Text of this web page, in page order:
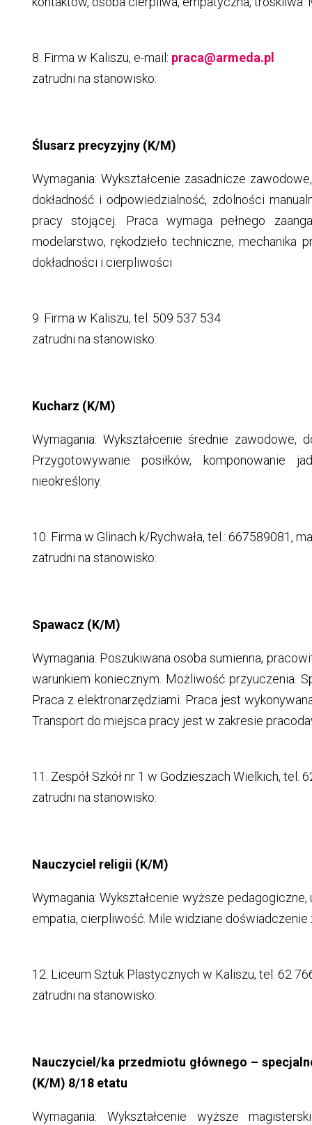
8. Firma w Kaliszu, e-mail: praca@armeda.pl
zatrudni na stanowisko:
Ślusarz precyzyjny (K/M)
Wymagania: Wykształcenie zasadnicze
dokładność i odpowiedzialność, zdolności
pracy stojącej. Praca wymaga pełnego
modelarstwo, rękodzieło techniczne, mechanika
dokładności i cierpliwości
9. Firma w Kaliszu, tel. 509 537 534
zatrudni na stanowisko:
Kucharz (K/M)
Wymagania: Wykształcenie średnie
Przygotowywanie posiłków, komponowanie
nieokreślony.
10. Firma w Glinach k/Rychwała, tel.: 667589081,
zatrudni na stanowisko:
Spawacz (K/M)
Wymagania: Poszukiwana osoba sumienna,
warunkiem koniecznym. Możliwość przyuczenia.
Praca z elektronarzędziami. Praca jest
Transport do miejsca pracy jest w zakresie
11. Zespół Szkół nr 1 w Godzieszach Wielkich,
zatrudni na stanowisko:
Nauczyciel religii (K/M)
Wymagania: Wykształcenie wyższe
empatia, cierpliwość. Mile widziane
12. Liceum Sztuk Plastycznych w Kaliszu, tel. 62
zatrudni na stanowisko:
Nauczyciel/ka przedmiotu głównego –
(K/M) 8/18 etatu
Wymagania: Wykształcenie wyższe